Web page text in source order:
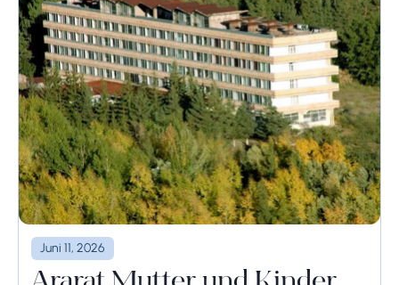
Juni 11, 2026